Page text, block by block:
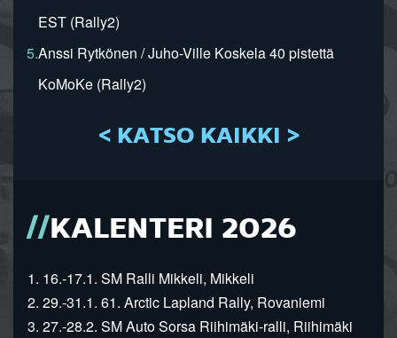
EST (Rally2)
5.Anssi Rytkönen / Juho-Ville Koskela 40 pistettä
KoMoKe (Rally2)
< KATSO KAIKKI >
KALENTERI 2026
1. 16.-17.1. SM Ralli Mikkeli, Mikkeli
2. 29.-31.1. 61. Arctic Lapland Rally, Rovaniemi
3. 27.-28.2. SM Auto Sorsa Riihimäki-ralli, Riihimäki